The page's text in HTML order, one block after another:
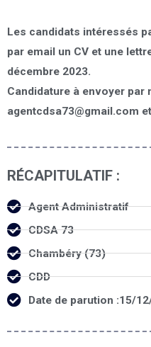
Les candidats intéressés
par email un CV et une
décembre 2023.
Candidature à envoyer par
agentcdsa73@gmail.com et
RÉCAPITULATIF :
Agent Administratif
CDSA 73
Chambéry (73)
CDD
Date de parution :15/